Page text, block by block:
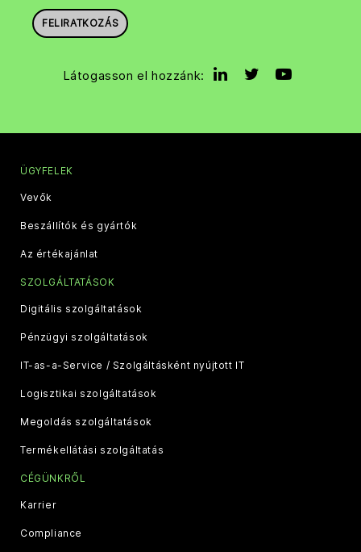
FELIRATKOZÁS
Látogasson el hozzánk:
ÜGYFELEK
Vevők
Beszállítók és gyártók
Az értékajánlat
SZOLGÁLTATÁSOK
Digitális szolgáltatások
Pénzügyi szolgáltatások
IT-as-a-Service / Szolgáltásként nyújtott IT
Logisztikai szolgáltatások
Megoldás szolgáltatások
Termékellátási szolgáltatás
CÉGÜNKRŐL
Karrier
Compliance